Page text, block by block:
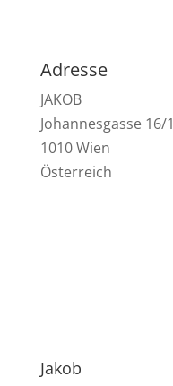
Adresse
JAKOB
Johannesgasse 16/1
1010 Wien
Österreich
Jakob